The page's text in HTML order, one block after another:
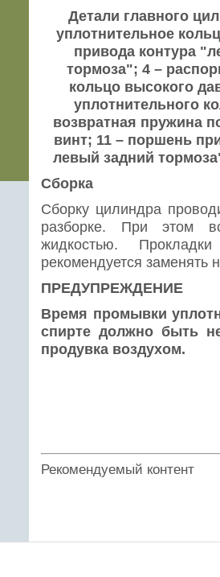
Детали главного
уплотнительное
привода контура
тормоза"; 4 –
кольцо высокого
уплотнительного
возвратная пружина
винт; 11 – поршень
левый задний
Сборка
Сборку цилиндра
разборке. При этом
жидкостью.
рекомендуется заменять
ПРЕДУПРЕЖДЕНИЕ
Время промывки
спирте должно быть
продувка воздухом.
Рекомендуемый контент